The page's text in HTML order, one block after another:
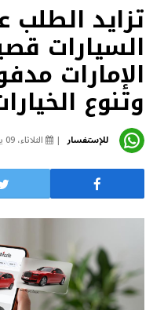
تزايد الطلب
السيارات
الإمارات
وتنوع
للإستفسار الثلاثاء، 09 يونيو 2026